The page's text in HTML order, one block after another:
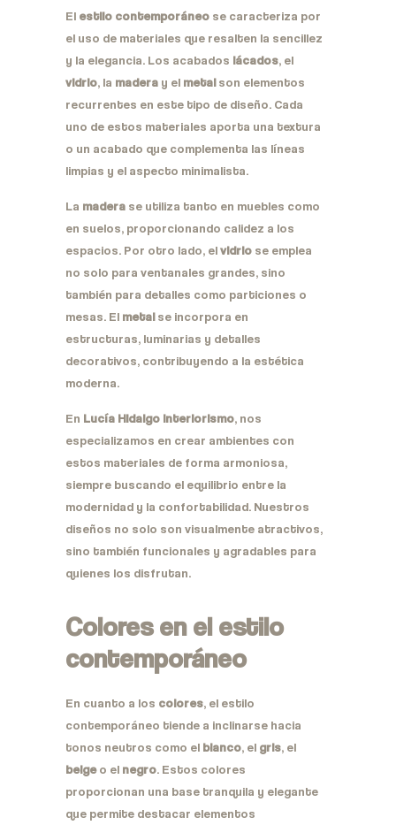
El estilo contemporáneo se caracteriza por
el uso de materiales que resalten la sencillez
y la elegancia. Los acabados lácados, el
vidrio, la madera y el metalson elementos
recurrentes en este tipo de diseño. Cada
uno de estos materiales aporta una textura
o un acabado que complementa las líneas
limpias y el aspecto minimalista.
La madera se utiliza tanto en muebles como
en suelos, proporcionando calidez a los
espacios. Por otro lado, elvidrio se emplea
no solo para ventanales grandes, sino
también para detalles como particiones o
mesas. El metalse incorpora en
estructuras, luminarias y detalles
decorativos, contribuyendo a la estética
moderna.
En Lucía Hidalgo Interiorismo, nos
especializamos en crear ambientes con
estos materiales de forma armoniosa,
siempre buscando el equilibrio entre la
modernidad y la confortabilidad. Nuestros
diseños no solo son visualmente atractivos,
sino también funcionales y agradables para
quienes los disfrutan.
Colores en el estilo
contemporáneo
En cuanto a los colores, el estilo
contemporáneo tiende a inclinarse hacia
tonos neutros como el blanco, el gris, el
beigeo el negro. Estos colores
proporcionan una base tranquila y elegante
que permite destacar elementos